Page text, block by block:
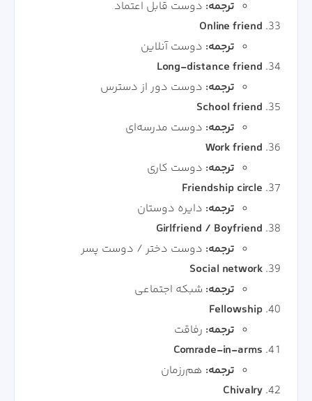
ترجمه: دوست قابل اعتماد
Online friend
ترجمه: دوست آنلاین
Long-distance friend
ترجمه: دوست دور از دسترس
School friend
ترجمه: دوست مدرسه‌ای
Work friend
ترجمه: دوست کاری
Friendship circle
ترجمه: دایره دوستان
Girlfriend / Boyfriend
ترجمه: دوست دختر / دوست پسر
Social network
ترجمه: شبکه اجتماعی
Fellowship
ترجمه: رفاقت
Comrade-in-arms
ترجمه: هم‌رزمان
Chivalry